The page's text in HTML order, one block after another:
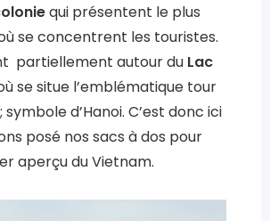
qui présentent le plus
se concentrent les touristes.
partiellement autour du Lac
se situe l’emblématique tour
d’Hanoi. C’est donc ici
posé nos sacs à dos pour
aperçu du Vietnam.